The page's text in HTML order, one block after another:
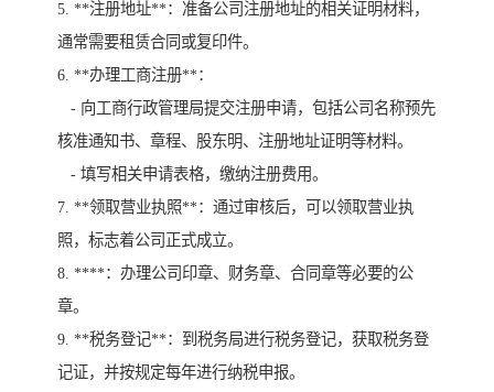
5. **注册地址**：准备公司注册地址的相关证明材料，
通常需要租赁合同或复印件。
6. **办理工商注册**：
- 向工商行政管理局提交注册申请，包括公司名称预先
核准通知书、章程、股东明、注册地址证明等材料。
- 填写相关申请表格，缴纳注册费用。
7. **领取营业执照**：通过审核后，可以领取营业执
照，标志着公司正式成立。
8. ****：办理公司印章、财务章、合同章等必要的公
章。
9. **税务登记**：到税务局进行税务登记，获取税务登
记证，并按规定每年进行纳税申报。